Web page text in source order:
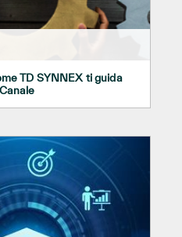
TD SYNNEX ti guida